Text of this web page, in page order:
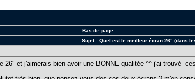
Bas de page
Sujet : Quel est le meilleur écran 26" (dans
26" et j'aimerais bien avoir une BONNE qualitée ^^ j'ai trouvé